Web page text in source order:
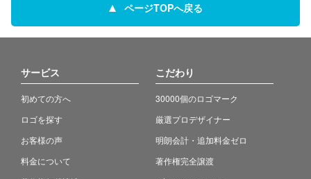
ページTOPへ戻る
サービス
初めての方へ
ロゴを探す
お客様の声
料金について
こだわり
30000個のロゴマーク
厳選プロデザイナー
明朗会計・追加料金ゼロ
著作権完全譲渡